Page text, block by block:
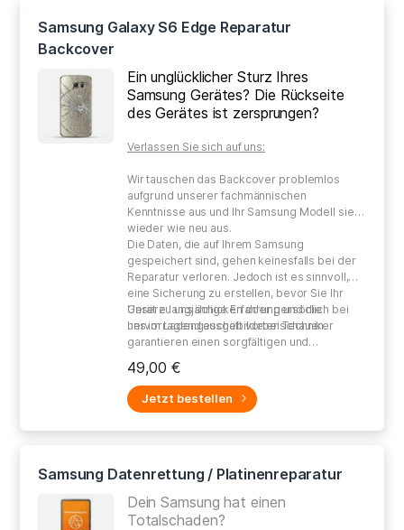
Samsung Galaxy S6 Edge Reparatur
Backcover
Ein unglücklicher Sturz Ihres
Samsung Gerätes? Die Rückseite
des Gerätes ist zersprungen?
Verlassen Sie sich auf uns:
Wir tauschen das Backcover problemlos
aufgrund unserer fachmännischen
Kenntnisse aus und Ihr Samsung Modell sieht
wieder wie neu aus.
Die Daten, die auf Ihrem Samsung
gespeichert sind, gehen keinesfalls bei der
Reparatur verloren. Jedoch ist es sinnvoll,
eine Sicherung zu erstellen, bevor Sie Ihr
Gerät zu uns schicken oder persönlich bei
uns im Ladengeschäft vorbeischauen.
Unsere langjährige Erfahrung und die
hervorragend ausgebildeten Techniker
garantieren einen sorgfältigen und
Ihres defekten Gerätes.
49,00 €
Jetzt bestellen
Samsung Datenrettung / Platinenreparatur
Dein Samsung hat einen
Totalschaden?